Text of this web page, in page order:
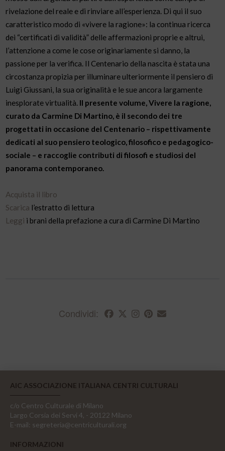
rivelazione del reale e di rinviare all’esperienza. Di qui il suo
caratteristico modo di «vivere la ragione»: la continua ricerca
dei “certificati di validità” delle affermazioni proprie e altrui,
l’attenzione a come le cose originariamente si danno, la
passione per la verifica. Il Centenario della nascita è stata una
circostanza propizia per illuminare ulteriormente il pensiero di
Luigi Giussani, la sua originalità e le sue ancora largamente
inesplorate virtualità. Il presente volume, Vivere la ragione,
curato da Carmine Di Martino, è il secondo dei tre
progettati in occasione del Centenario – rispettivamente
dedicati al suo pensiero teologico, filosofico e pedagogico-
sociale – e raccoglie contributi di filosofi e studiosi del
panorama contemporaneo.
Acquista il libro
Scarica l’estratto di lettura
Leggi i brani della prefazione a cura di Carmine Di Martino
Condividi:
AIC ASSOCIAZIONE ITALIANA CENTRI CULTURALI
c/o Centro Culturale di Milano
Largo Corsia dei Servi 4, - 20122 Milano
E-mail: segreteria@centriculturali.org
INFORMAZIONI